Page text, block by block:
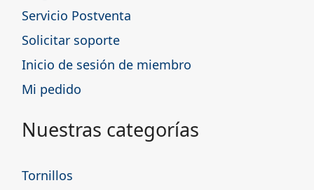
Servicio Postventa
Solicitar soporte
Inicio de sesión de miembro
Mi pedido
Nuestras categorías
Tornillos